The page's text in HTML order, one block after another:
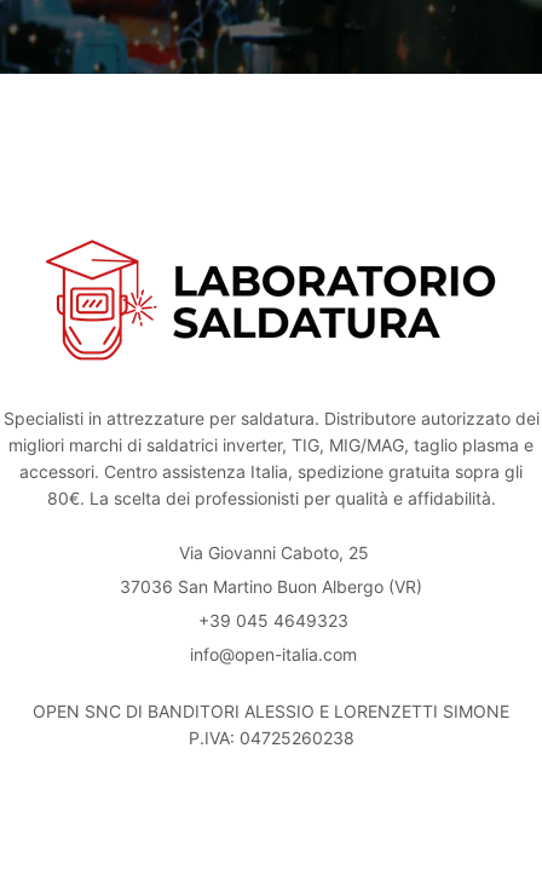
Specialisti in attrezzature per saldatura. Distributore autorizzato dei
migliori marchi di saldatrici inverter, TIG, MIG/MAG, taglio plasma e
accessori. Centro assistenza Italia, spedizione gratuita sopra gli
80€. La scelta dei professionisti per qualità e affidabilità.
Via Giovanni Caboto, 25
37036 San Martino Buon Albergo (VR)
+39 045 4649323
info@open-italia.com
OPEN SNC DI BANDITORI ALESSIO E LORENZETTI SIMONE
P.IVA: 04725260238